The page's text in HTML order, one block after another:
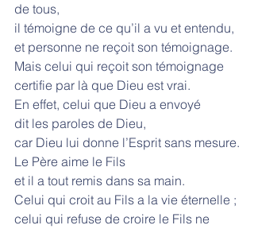
de tous,
il témoigne de ce qu’il a vu et entendu,
et personne ne reçoit son témoignage.
Mais celui qui reçoit son témoignage
certifie par là que Dieu est vrai.
En effet, celui que Dieu a envoyé
dit les paroles de Dieu,
car Dieu lui donne l’Esprit sans mesure.
Le Père aime le Fils
et il a tout remis dans sa main.
Celui qui croit au Fils a la vie éternelle ;
celui qui refuse de croire le Fils ne